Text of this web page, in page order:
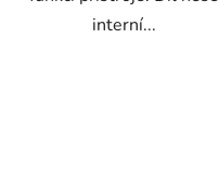
interní...